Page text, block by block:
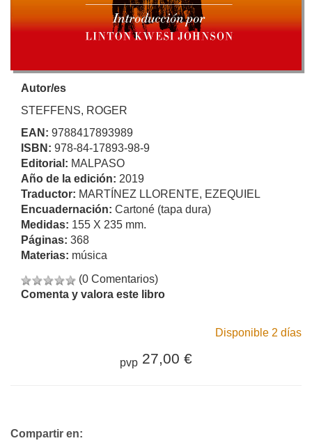
Autor/es
STEFFENS, ROGER
EAN: 9788417893989
ISBN: 978-84-17893-98-9
Editorial: MALPASO
Año de la edición: 2019
Traductor: MARTÍNEZ LLORENTE, EZEQUIEL
Encuadernación: Cartoné (tapa dura)
Medidas: 155 X 235 mm.
Páginas: 368
Materias: música
(0 Comentarios)
Comenta y valora este libro
Disponible 2 días
pvp 27,00 €
Compartir en: